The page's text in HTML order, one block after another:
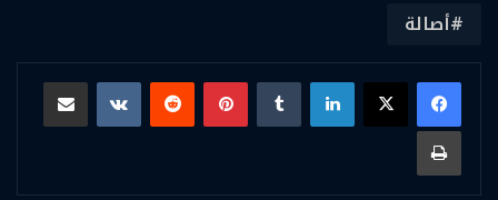
أصالة
لينكدإن بينتيريست
مشاركة عبر البريد
طباعة